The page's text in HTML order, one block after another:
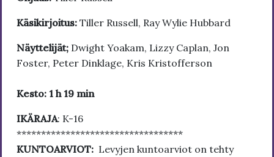
Käsikirjoitus: Tiller Russell, Ray Wylie Hubbard
Näyttelijät; Dwight Yoakam, Lizzy Caplan, Jon
Foster, Peter Dinklage, Kris Kristofferson
Kesto: 1 h 19 min
IKÄRAJA: K-16
**********************************
KUNTOARVIOT: Levyjen kuntoarviot on tehty